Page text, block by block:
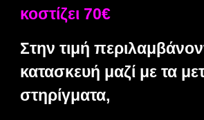
κοστίζει 70€
Στην τιμή
κατασκευή μαζί με τα
στηρίγματα,